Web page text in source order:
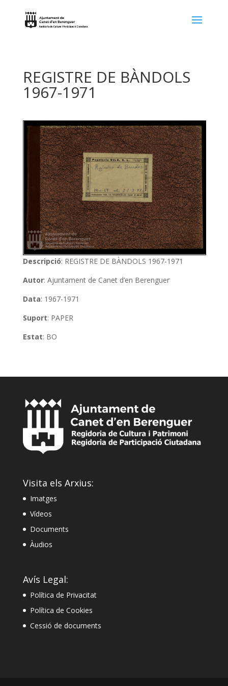
REGISTRE DE BÀNDOLS
1967-1971
Descripció: REGISTRE DE BÀNDOLS 1967-1971
Autor: Ajuntament de Canet d’en Berenguer
Data: 1967-1971
Suport: PAPER
Estat: BO
Visita els Arxius:
Imatges
Vídeos
Documents
Àudios
Avís Legal:
Política de Privacitat
Política de Cookies
Cessió de documents